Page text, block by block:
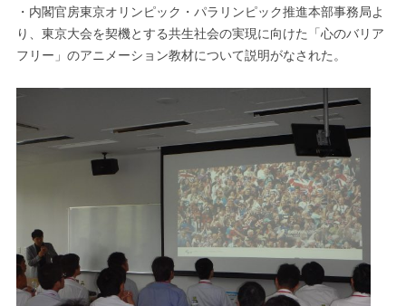
・内閣官房東京オリンピック・パラリンピック推進本部事務局よ
り、東京大会を契機とする共生社会の実現に向けた「心のバリア
フリー」のアニメーション教材について説明がなされた。